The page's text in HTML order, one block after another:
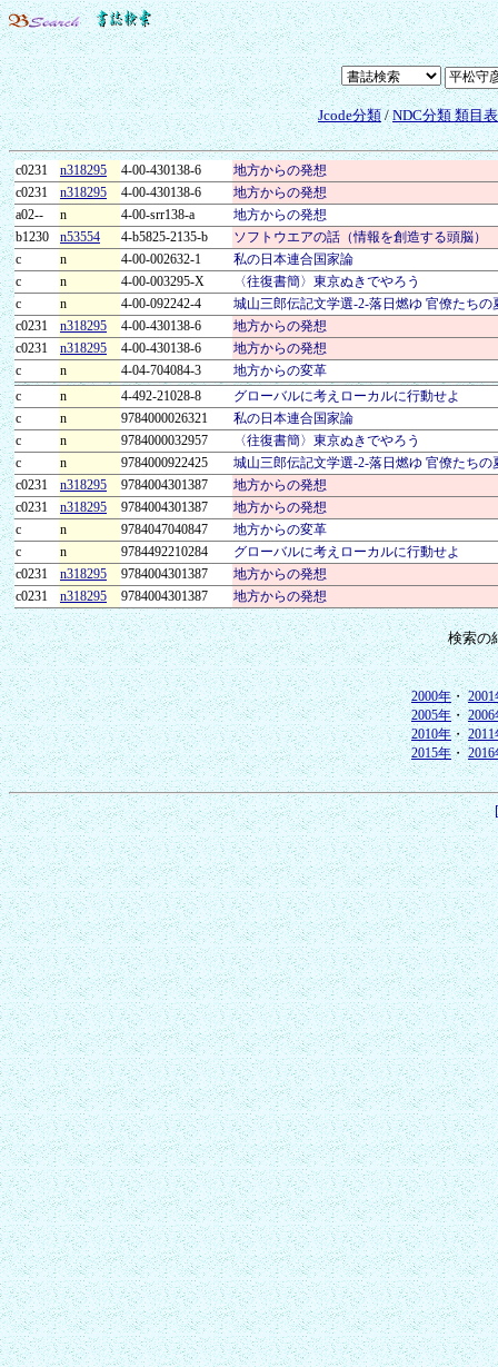
Jcode分類/NDC分類 類目
c0231 n318295 4-00-430138-6
地方からの発想
c0231
n318295 4-00-430138-6
地方からの発想
a02--
n 4-00-srr138-a
地方からの発想
b1230
n53554 4-b5825-2135-b
ソフトウエアの話（情報を創造する頭脳）
c
n 4-00-002632-1
私の日本連合国家論
c
n 4-00-003295-X
〈往復書簡〉東京ぬきでやろう
c
n 4-00-092242-4
城山三郎伝記文学選-2-落日燃ゆ 官僚たちの
c0231
n318295 4-00-430138-6
地方からの発想
c0231
n318295 4-00-430138-6
地方からの発想
c
n 4-04-704084-3
地方からの変革
c
n 4-492-21028-8
グローバルに考えローカルに行動せよ
c
n 9784000026321
私の日本連合国家論
c
n 9784000032957
〈往復書簡〉東京ぬきでやろう
c
n 9784000922425
城山三郎伝記文学選-2-落日燃ゆ 官僚たちの
c0231
n318295 9784004301387
地方からの発想
c0231
n318295 9784004301387
地方からの発想
c
n 9784047040847
地方からの変革
c
n 9784492210284
グローバルに考えローカルに行動せよ
c0231
n318295 9784004301387
地方からの発想
c0231
n318295 9784004301387 地方からの発想
検索の
2000年・2001
2005年・2006
2010年・2011
2015年・2016